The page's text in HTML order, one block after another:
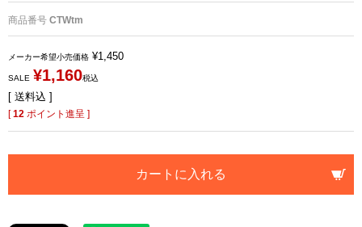
商品番号 CTWtm
メーカー希望小売価格 ¥1,450
SALE ¥1,160税込
送料込
[12 ポイント進呈 ]
カートに入れる